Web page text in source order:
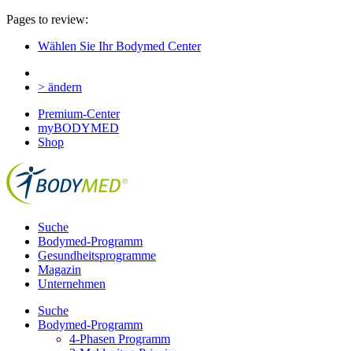
Pages to review:
Wählen Sie Ihr Bodymed Center
> ändern
Premium-Center
myBODYMED
Shop
Suche
Bodymed-Programm
Gesundheitsprogramme
Magazin
Unternehmen
Suche
Bodymed-Programm
4-Phasen Programm